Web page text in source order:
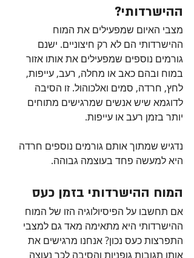
ההישרדותי?
מצבי האיום שמפעילים את המוח
ההישרדותי הם לא רק חיצוניים. ישנם
גורמים נוספים שמפעילים את אותו אזור
במוח ובהם כאב או מחלה, רעב, עייפות,
לחץ, חרדה, סמים ואלכוהול. זו הסיבה
לדוגמא שיש אנשים שמרגישים מתוחים
יותר בזמן רעב או עייפות.
נדגיש שמתוך אותם גורמים נוספים חרדה
היא למעשה פחד בעוצמה גבוהה.
המוח ההישרדותי בזמן כעס
אם תחשבו על הפיסיולוגיה הזו של המוח
ההישרדותי היא מתאימה מאד גם למצבי
התפרצות כעס נכון? אנחנו מרגישים את
אותן תגובות גופניות והסיבה לכך נעוצה